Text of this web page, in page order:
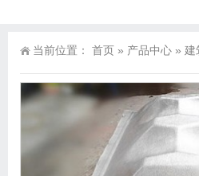
当前位置： 首页 » 产品中心 » 建